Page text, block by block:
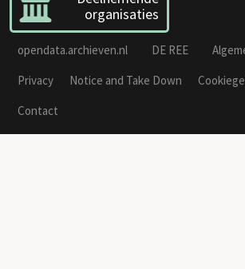
organisaties
opendata.archieven.nl DE REE
Privacy
Notice and Take Down
Contact